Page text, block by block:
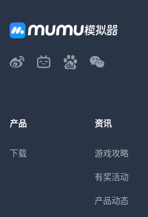
产品
下载
资讯
游戏攻略
有奖活动
产品动态